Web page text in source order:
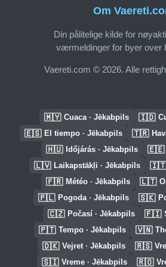
Om
Din pålitelige kilde for
værmeldinger for byer over
Vaereti.com © 2026. Alle
🇲🇾 Cuaca · Jēkabpils 🇮🇩
🇪🇸 El tiempo · Jēkabpils 🇹🇷
🇭🇺 Időjárás · Jēkabpils 🇪🇪
🇱🇻 Laikapstākļi · Jēkabpils 🇮🇹
🇫🇷 Météo · Jēkabpils 🇱🇹
🇵🇱 Pogoda · Jēkabpils 🇸🇰
🇨🇿 Počasí · Jēkabpils 🇫🇮
🇵🇹 Tempo · Jēkabpils 🇻🇳
🇩🇰 Vejret · Jēkabpils 🇷🇸
🇸🇮 Vreme · Jēkabpils 🇷🇴